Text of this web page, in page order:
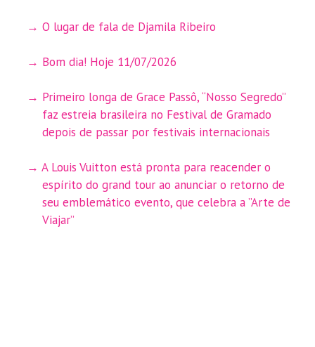
O lugar de fala de Djamila Ribeiro
Bom dia! Hoje 11/07/2026
Primeiro longa de Grace Passô, “Nosso Segredo”
faz estreia brasileira no Festival de Gramado
depois de passar por festivais internacionais
A Louis Vuitton está pronta para reacender o
espírito do grand tour ao anunciar o retorno de
seu emblemático evento, que celebra a ”Arte de
Viajar”